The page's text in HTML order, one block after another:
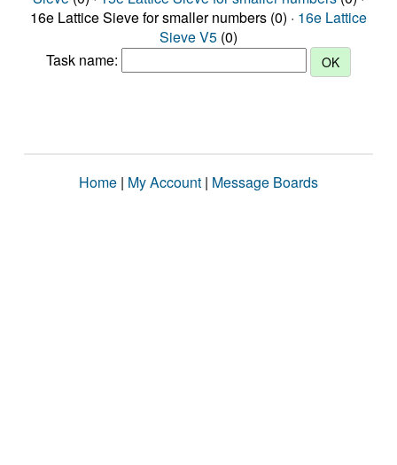
16e Lattice Sieve for smaller numbers (0) · 16e Lattice
Sieve V5 (0)
Task name:
Home | My Account | Message Boards